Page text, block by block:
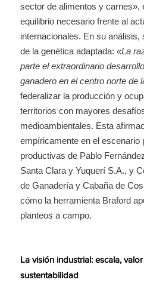
sector de alimentos y carnes»,
equilibrio necesario frente al
internacionales. En su análisis,
de la genética adaptada: «La
parte el extraordinario
ganadero en el centro norte de
federalizar la producción y
territorios con mayores
medioambientales. Esta
empíricamente en el escenario
productivas de Pablo
Santa Clara y Yuquerí S.A., y
de Ganadería y Cabaña de
cómo la herramienta Braford
planteos a campo.
La visión industrial: escala,
sustentabilidad